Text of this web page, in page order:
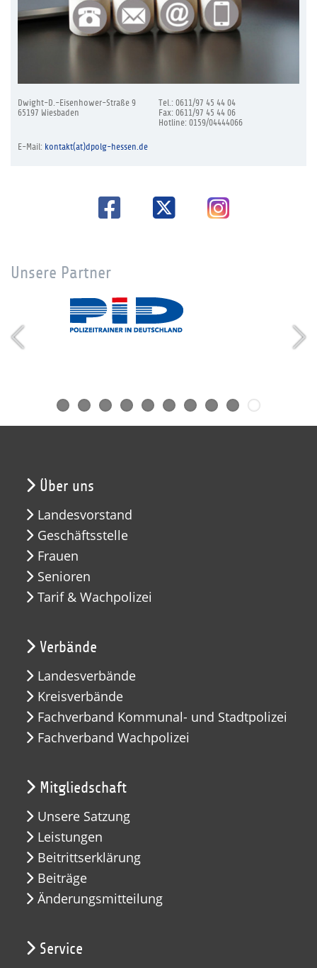
Dwight-D.-Eisenhower-Straße 9
65197 Wiesbaden
Tel.: 0611/97 45 44 04
Fax: 0611/97 45 44 06
Hotline: 0159/04444066
E-Mail: kontakt(at)dpolg-hessen.de
Unsere Partner
Über uns
Landesvorstand
Geschäftsstelle
Frauen
Senioren
Tarif & Wachpolizei
Verbände
Landesverbände
Kreisverbände
Fachverband Kommunal- und Stadtpolizei
Fachverband Wachpolizei
Mitgliedschaft
Unsere Satzung
Leistungen
Beitrittserklärung
Beiträge
Änderungsmitteilung
Service